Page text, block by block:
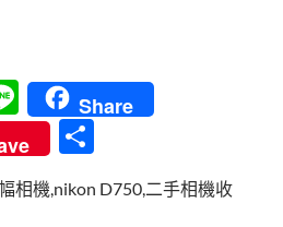
Li
n
e
Share
相機,nikon D750,二手相機收